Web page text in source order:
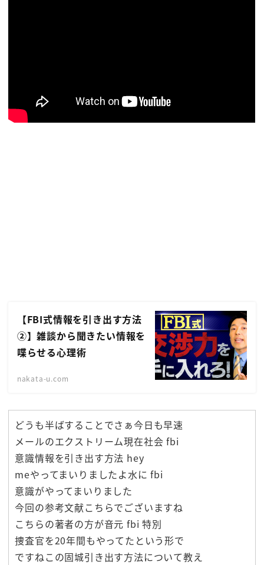
【FBI式情報を引き出す方法
②】雑談から聞きたい情報を
喋らせる心理術
nakata-u.com
どうも半ばすることでさぁ今日も早速
メールのエクストリーム現在社会 fbi
意識情報を引き出す方法 hey
meやってまいりましたよ水に fbi
意識がやってまいりました
今回の参考文献こちらでございますね
こちらの著者の方が音元 fbi 特別
捜査官を20年間もやってたという形で
ですねこの固城引き出す方法について教え